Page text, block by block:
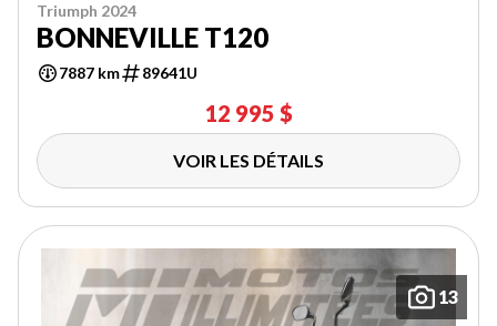
Triumph 2024
BONNEVILLE T120
7887 km 89641U
12 995 $
VOIR LES DÉTAILS
13